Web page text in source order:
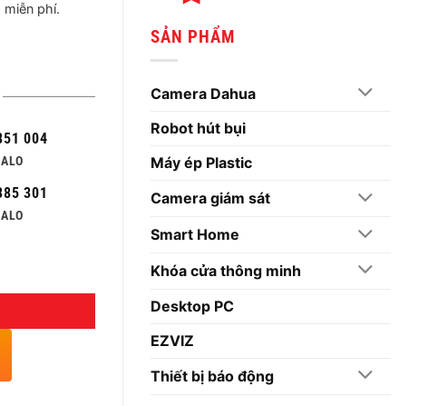
SẢN PHẨM
Camera Dahua
Robot hút bụi
Máy ép Plastic
Camera giám sát
Smart Home
Khóa cửa thông minh
Desktop PC
EZVIZ
Thiết bị báo động
phí.
004
301